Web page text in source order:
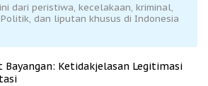
dari peristiwa, kecelakaan, kriminal,
dan liputan khusus di Indonesia
Bayangan: Ketidakjelasan Legitimasi